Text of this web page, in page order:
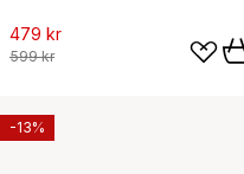
479 kr
599 kr
-13%